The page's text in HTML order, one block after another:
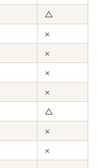
△
×
×
×
×
△
×
×